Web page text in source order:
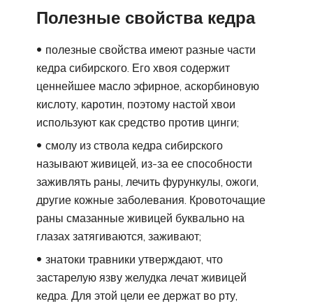
Полезные свойства кедра
полезные свойства имеют разные части
кедра сибирского. Его хвоя содержит
ценнейшее масло эфирное, аскорбиновую
кислоту, каротин, поэтому настой хвои
используют как средство против цинги;
смолу из ствола кедра сибирского
называют живицей, из-за ее способности
заживлять раны, лечить фурункулы, ожоги,
другие кожные заболевания. Кровоточащие
раны смазанные живицей буквально на
глазах затягиваются, заживают;
знатоки травники утверждают, что
застарелую язву желудка лечат живицей
кедра. Для этой цели ее держат во рту,